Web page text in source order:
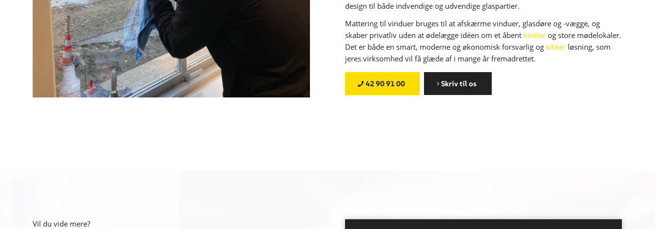
design til både indvendige og udvendige glaspartier.
Mattering til vinduer bruges til at afskærme vinduer, glasdøre og -vægge, og
skaber privatliv uden at ødelægge idéen om et åbent kontor og store mødelokaler.
Det er både en smart, moderne og økonomisk forsvarlig ogsikker løsning, som
jeres virksomhed vil få glæde af i mange år fremadrettet.
42 90 91 00 Skriv til os
Vil du vide mere?